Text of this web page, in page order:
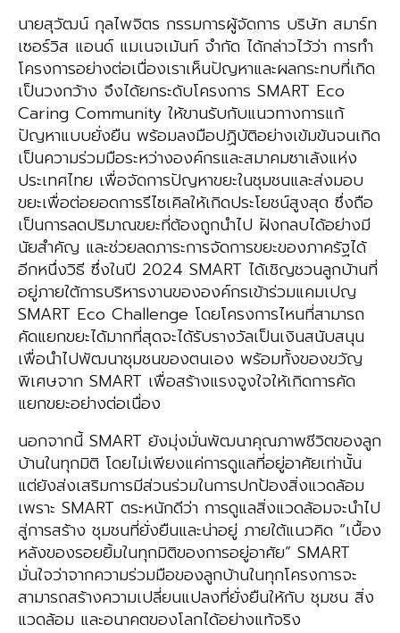
นายสุวัฒน์ กุลไพจิตร กรรมการผู้จัดการ บริษัท สมาร์ท
เซอร์วิส แอนด์ แมเนจเม้นท์ จำกัด ได้กล่าวไว้ว่า การทำ
โครงการอย่างต่อเนื่องเราเห็นปัญหาและผลกระทบที่เกิด
เป็นวงกว้าง จึงได้ยกระดับโครงการ SMART Eco
Caring Community ให้ขานรับกับแนวทางการแก้
ปัญหาแบบยั่งยืน พร้อมลงมือปฏิบัติอย่างเข้มข้นจนเกิด
เป็นความร่วมมือระหว่างองค์กรและสมาคมซาเล้งแห่ง
ประเทศไทย เพื่อจัดการปัญหาขยะในชุมชนและส่งมอบ
ขยะเพื่อต่อยอดการรีไซเคิลให้เกิดประโยชน์สูงสุด ซึ่งถือ
เป็นการลดปริมาณขยะที่ต้องถูกนำไป ฝังกลบได้อย่างมี
นัยสำคัญ และช่วยลดภาระการจัดการขยะของภาครัฐได้
อีกหนึ่งวิธี ซึ่งในปี 2024 SMART ได้เชิญชวนลูกบ้านที่
อยู่ภายใต้การบริหารงานขององค์กรเข้าร่วมแคมเปญ
SMART Eco Challenge โดยโครงการไหนที่สามารถ
คัดแยกขยะได้มากที่สุดจะได้รับรางวัลเป็นเงินสนับสนุน
เพื่อนำไปพัฒนาชุมชนของตนเอง พร้อมทั้งของขวัญ
พิเศษจาก SMART เพื่อสร้างแรงจูงใจให้เกิดการคัด
แยกขยะอย่างต่อเนื่อง
นอกจากนี้ SMART ยังมุ่งมั่นพัฒนาคุณภาพชีวิตของลูก
บ้านในทุกมิติ โดยไม่เพียงแค่การดูแลที่อยู่อาศัยเท่านั้น
แต่ยังส่งเสริมการมีส่วนร่วมในการปกป้องสิ่งแวดล้อม
เพราะ SMART ตระหนักดีว่า การดูแลสิ่งแวดล้อมจะนำไป
สู่การสร้าง ชุมชนที่ยั่งยืนและน่าอยู่ ภายใต้แนวคิด “เบื้อง
หลังของรอยยิ้มในทุกมิติของการอยู่อาศัย” SMART
มั่นใจว่าจากความร่วมมือของลูกบ้านในทุกโครงการจะ
สามารถสร้างความเปลี่ยนแปลงที่ยั่งยืนให้กับ ชุมชน สิ่ง
แวดล้อม และอนาคตของโลกได้อย่างแท้จริง